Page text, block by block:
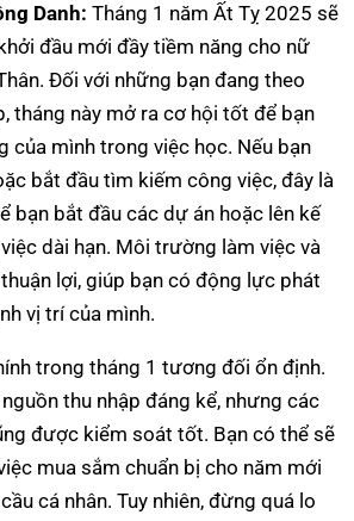
Danh: Tháng 1 năm Ất Tỵ 2025 sẽ
đầu mới đầy tiềm năng cho nữ
Đối với những bạn đang theo
tháng này mở ra cơ hội tốt để bạn
của mình trong việc học. Nếu bạn
bắt đầu tìm kiếm công việc, đây là
bạn bắt đầu các dự án hoặc lên kế
dài hạn. Môi trường làm việc và
lợi, giúp bạn có động lực phát
vị trí của mình.
trong tháng 1 tương đối ổn định.
thu nhập đáng kể, nhưng các
được kiểm soát tốt. Bạn có thể sẽ
mua sắm chuẩn bị cho năm mới
cá nhân. Tuy nhiên, đừng quá lo